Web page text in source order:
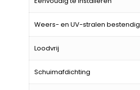
Weers- en UV-stralen bestendig
Loodvrij
Schuimafdichting